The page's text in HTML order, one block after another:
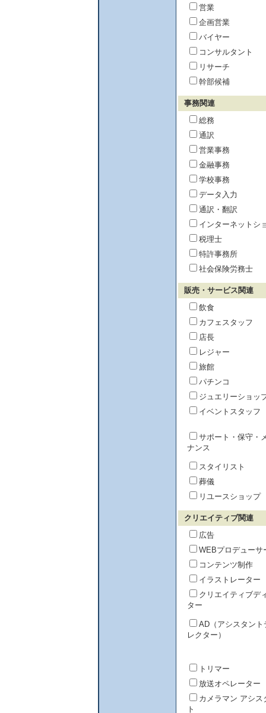
営業
企画営業
バイヤー
コンサルタント
リサーチ
幹部候補
事務関連
総務
通訳
営業事務
金融事務
学校事務
データ入力
通訳・翻訳
インターネットシ
税理士
特許事務所
社会保険労務士
販売・サービス関連
飲食
カフェスタッフ
店長
レジャー
旅館
パチンコ
ジュエリーショッ
イベントスタッフ
サポート・保守・
ナンス
スタイリスト
葬儀
リユースショップ
クリエイティブ関連
広告
WEBプロデューサ
コンテンツ制作
イラストレーター
クリエイティブデ
ター
AD（アシスタント
レクター）
トリマー
放送オペレーター
カメラマン アシス
ト